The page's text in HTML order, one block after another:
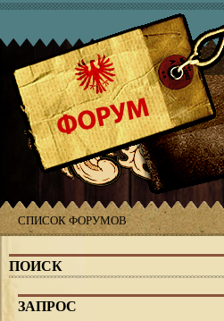
СПИСОК ФОРУМОВ
ПОИСК
ЗАПРОС